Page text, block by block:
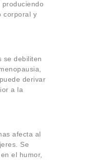
corporal y
se debiliten
derivar
a la
afecta al
Se
el humor,